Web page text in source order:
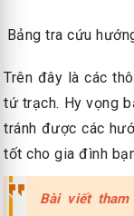
Bảng tra cứu
Trên đây là các
tứ trạch. Hy vọng
tránh được các
tốt cho gia đình
Bài viết tham